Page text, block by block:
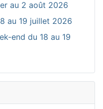
au 2 août 2026
au 19 juillet 2026
end du 18 au 19